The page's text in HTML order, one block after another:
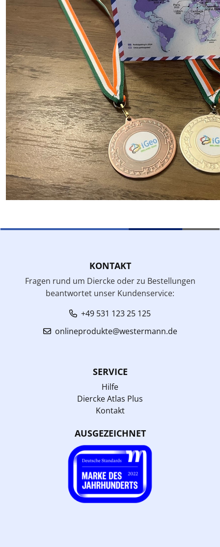
KONTAKT
Fragen rund um Diercke oder zu Bestellungen
beantwortet unser Kundenservice:
+49 531 123 25 125
onlineprodukte@westermann.de
SERVICE
Hilfe
Diercke Atlas Plus
Kontakt
AUSGEZEICHNET